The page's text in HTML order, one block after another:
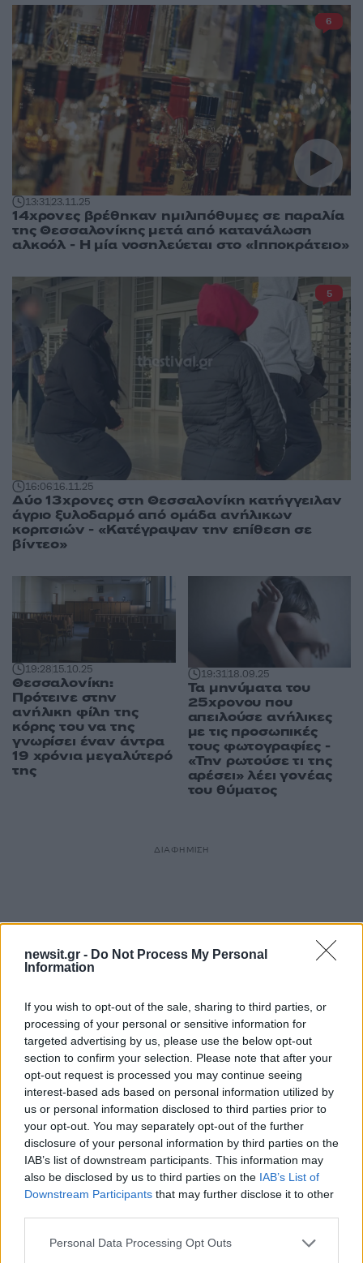
newsit.gr - Do Not Process My Personal
Information
If you wish to opt-out of the sale, sharing to third parties, or
processing of your personal or sensitive information for
targeted advertising by us, please use the below opt-out
section to confirm your selection. Please note that after your
opt-out request is processed you may continue seeing
interest-based ads based on personal information utilized by
us or personal information disclosed to third parties prior to
your opt-out. You may separately opt-out of the further
disclosure of your personal information by third parties on the
IAB’s list of downstream participants. This information may
also be disclosed by us to third parties on the IAB’s List of
Downstream Participants that may further disclose it to other
Please note that this website/app uses one or more Google
Personal Data Processing Opt Outs
13:3123.11.25
14χρονες βρέθηκαν ημιλιπόθυμες σε παραλία
της Θεσσαλονίκης μετά από κατανάλωση
αλκοόλ - Η μία νοσηλεύεται στο «Ιπποκράτειο»
6
16:0616.11.25
Δύο 13χρονες στη Θεσσαλονίκη κατήγγειλαν
άγριο ξυλοδαρμό από ομάδα ανήλικων
κοριτσιών - «Κατέγραψαν την επίθεση σε
βίντεο»
5
19:2815.10.25
Θεσσαλονίκη:
Πρότεινε στην
ανήλικη φίλη της
κόρης του να της
γνωρίσει έναν άντρα
19 χρόνια μεγαλύτερό
της
19:3118.09.25
Τα μηνύματα του
25χρονου που
απειλούσε ανήλικες
με τις προσωπικές
τους φωτογραφίες -
«Την ρωτούσε τι της
αρέσει» λέει γονέας
του θύματος
ΔΙΑΦΗΜΙΣΗ
12